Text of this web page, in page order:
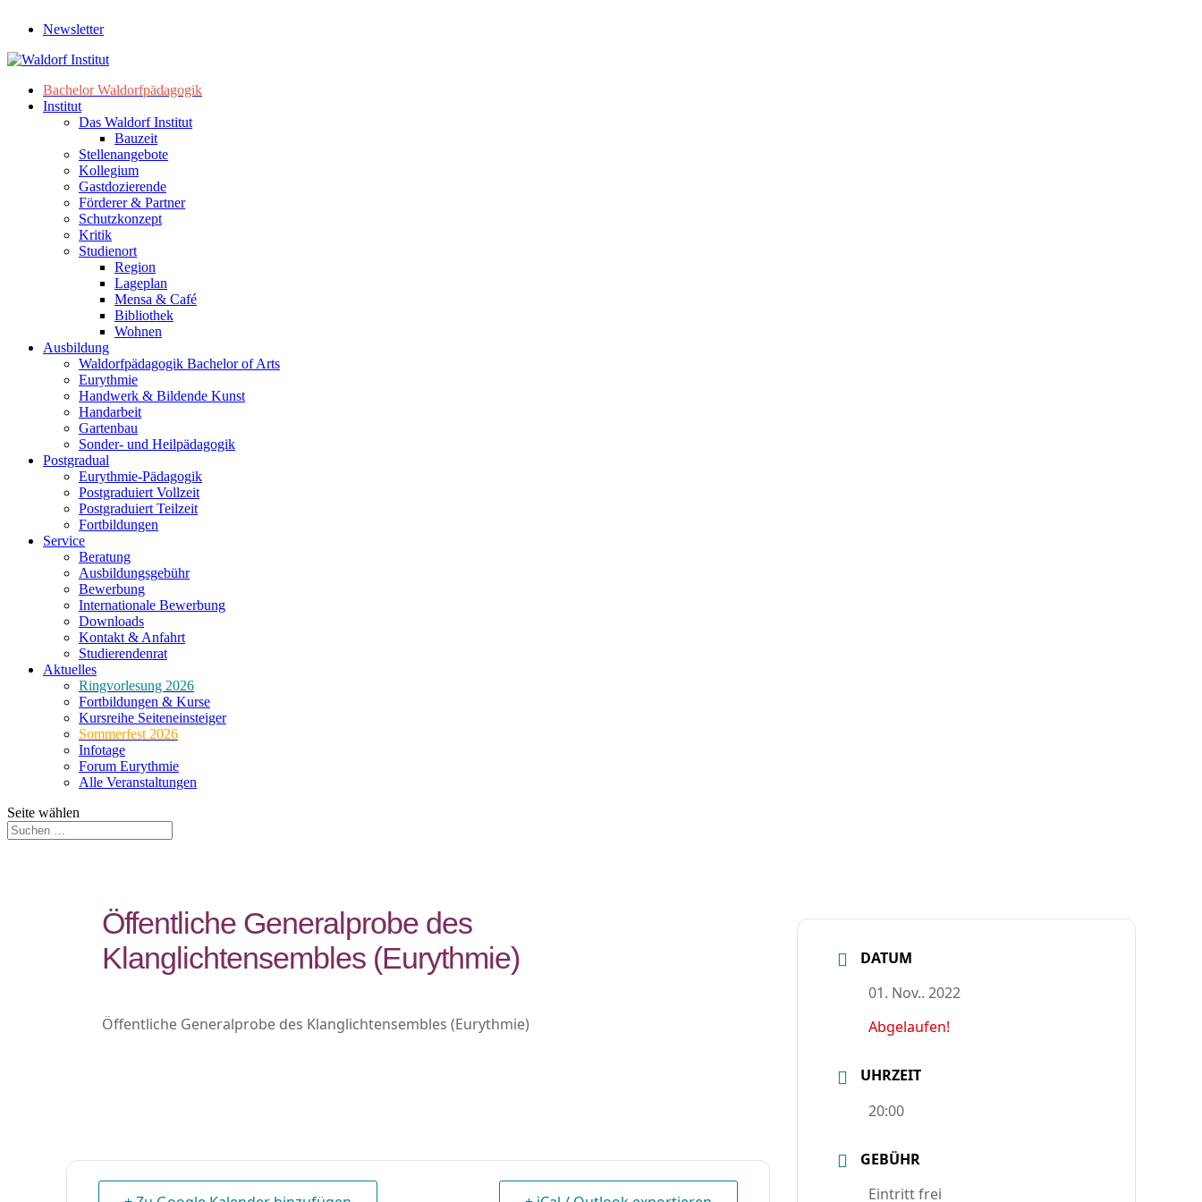
Newsletter
Bachelor Waldorfpädagogik
Institut
Das Waldorf Institut
Bauzeit
Stellenangebote
Kollegium
Gastdozierende
Förderer & Partner
Schutzkonzept
Kritik
Studienort
Region
Lageplan
Mensa & Café
Bibliothek
Wohnen
Ausbildung
Waldorfpädagogik Bachelor of Arts
Eurythmie
Handwerk & Bildende Kunst
Handarbeit
Gartenbau
Sonder- und Heilpädagogik
Postgradual
Eurythmie-Pädagogik
Postgraduiert Vollzeit
Postgraduiert Teilzeit
Fortbildungen
Service
Beratung
Ausbildungsgebühr
Bewerbung
Internationale Bewerbung
Downloads
Kontakt & Anfahrt
Studierendenrat
Aktuelles
Ringvorlesung 2026
Fortbildungen & Kurse
Kursreihe Seiteneinsteiger
Sommerfest 2026
Infotage
Forum Eurythmie
Alle Veranstaltungen
Seite wählen
Öffentliche Generalprobe des
Klanglichtensembles (Eurythmie)
Öffentliche Generalprobe des Klanglichtensembles (Eurythmie)
DATUM
01. Nov.. 2022
Abgelaufen!
UHRZEIT
20:00
GEBÜHR
Eintritt frei